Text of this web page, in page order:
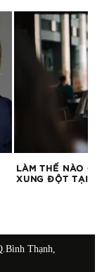
LÀM THẾ NÀO
XUNG ĐỘT TẠI
Thạnh,